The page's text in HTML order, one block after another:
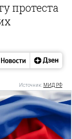
протеста
Источник: МИД РФ